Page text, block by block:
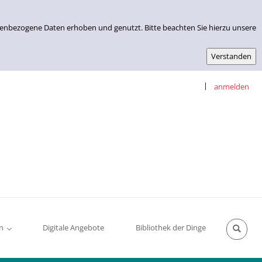
Daten erhoben und genutzt. Bitte beachten Sie hierzu unsere
| anmelden
Digitale Angebote Bibliothek der Dinge